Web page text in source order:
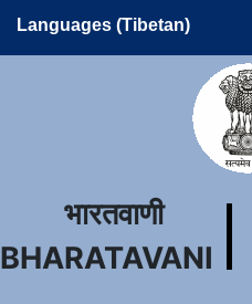
Languages (Tibetan)
भारतवाणी
BHARATAVANI